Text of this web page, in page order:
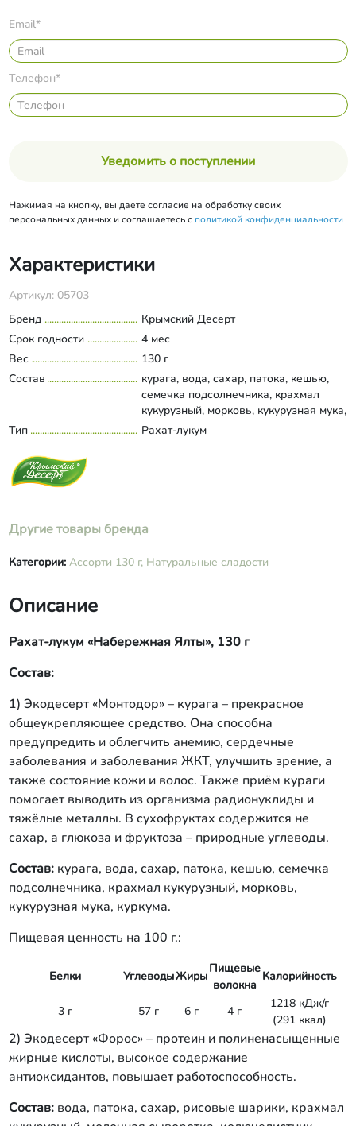
Email*
Телефон*
Уведомить о поступлении
Нажимая на кнопку, вы даете согласие на обработку своих
персональных данных и соглашаетесь с политикой конфиденциальности
Характеристики
Артикул: 05703
Бренд
Крымский Десерт
Срок годности
4 мес
Вес
130 г
Состав
курага, вода, сахар, патока, кешью,
семечка подсолнечника, крахмал
кукурузный, морковь, кукурузная мука,
куркума. вода, патока, сахар, рисовые
Развернуть состав
Тип Рахат-лукум
Другие товары бренда
Категории: Ассорти 130 г, Натуральные сладости
Описание
Рахат-лукум «Набережная Ялты», 130 г
Состав:
1) Экодесерт «Монтодор» – курага – прекрасное
общеукрепляющее средство. Она способна
предупредить и облегчить анемию, сердечные
заболевания и заболевания ЖКТ, улучшить зрение, а
также состояние кожи и волос. Также приём кураги
помогает выводить из организма радионуклиды и
тяжёлые металлы. В сухофруктах содержится не
сахар, а глюкоза и фруктоза – природные углеводы.
Состав:курага, вода, сахар, патока, кешью, семечка
подсолнечника, крахмал кукурузный, морковь,
кукурузная мука, куркума.
Пищевая ценность на 100 г.:
Белки УглеводыЖиры
Пищевые
волокна
Калорийность
3 г 57 г 6 г 4 г
1218 кДж/г
(291 ккал)
2) Экодесерт «Форос» – протеин и полиненасыщенные
жирные кислоты, высокое содержание
антиоксидантов, повышает работоспособность.
Состав:вода, патока, сахар, рисовые шарики, крахмал